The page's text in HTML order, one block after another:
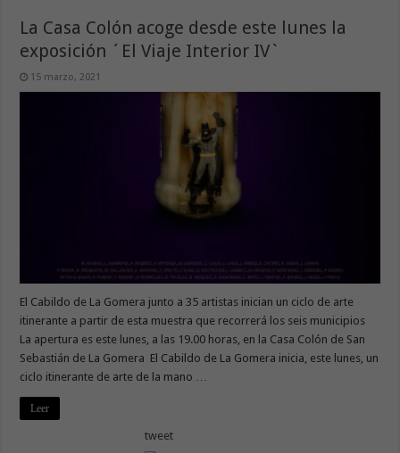
La Casa Colón acoge desde este lunes la
exposición ´El Viaje Interior IV`
15 marzo, 2021
El Cabildo de La Gomera junto a 35 artistas inician un ciclo de arte
itinerante a partir de esta muestra que recorrerá los seis municipios
La apertura es este lunes, a las 19.00 horas, en la Casa Colón de San
Sebastián de La Gomera El Cabildo de La Gomera inicia, este lunes, un
ciclo itinerante de arte de la mano …
Leer
tweet